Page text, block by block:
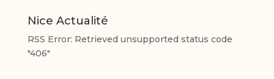
Nice Actualité
RSS Error: Retrieved unsupported status code
"406"